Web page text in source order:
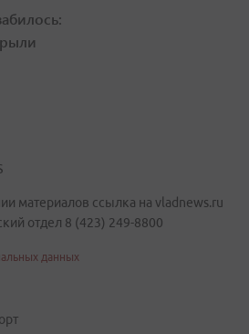
материалов ссылка на vladnews.ru
отдел 8 (423) 249-8800
данных